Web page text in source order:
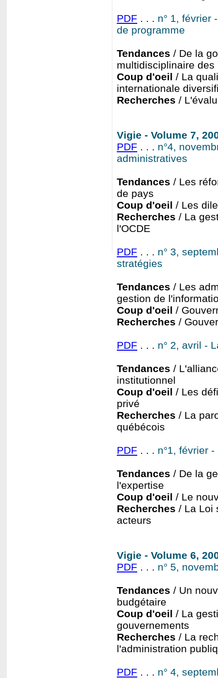
PDF . . . n° 1, février
de programme
Tendances / De la
multidisciplinaire
Coup d'oeil / La
internationale
Recherches /
Vigie - Volume 7,
PDF . . . n°4,
administratives
Tendances / Les
de pays
Coup d'oeil / Les
Recherches / La
l'OCDE
PDF . . . n° 3,
stratégies
Tendances / Les
gestion de
Coup d'oeil /
Recherches /
PDF . . . n° 2, avril -
Tendances /
institutionnel
Coup d'oeil / Les
privé
Recherches / La
québécois
PDF . . . n°1, février
Tendances / De la
l'expertise
Coup d'oeil / Le
Recherches / La Loi
acteurs
Vigie - Volume 6,
PDF . . . n° 5,
Tendances / Un
budgétaire
Coup d'oeil / La
gouvernements
Recherches / La
l'administration
PDF . . . n° 4,